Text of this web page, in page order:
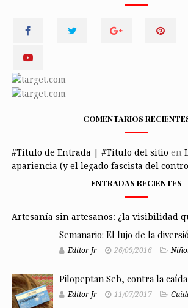
COMENTARIOS
#Título de Entrada | #Título del sitio en
apariencia (y el legado fascista del
ENTRADAS RECIENTES
Artesanía sin artesanos: ¿la visibilidad
Semanario: El lujo de la
Editor Jr 26/09/2016
Pilopeptan Seb, contra la
Editor Jr 11/07/2017